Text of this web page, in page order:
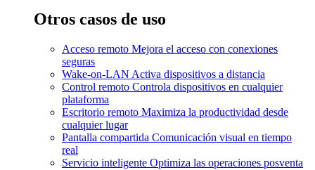
Otros casos de uso
Acceso remoto Mejora el acceso con conexiones
seguras
Wake-on-LAN Activa dispositivos a distancia
Control remoto Controla dispositivos en cualquier
plataforma
Escritorio remoto Maximiza la productividad desde
cualquier lugar
Pantalla compartida Comunicación visual en tiempo
real
Servicio inteligente Optimiza las operaciones posventa